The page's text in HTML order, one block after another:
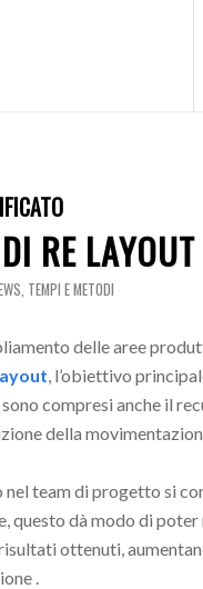
RE LAYOUT
, TEMPI E METODI
delle aree
, l’obiettivo
compresi anche il
della
team di progetto si
questo dà modo di
ottenuti,
.